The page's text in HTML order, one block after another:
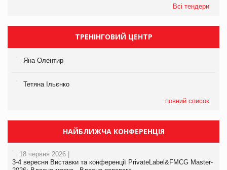
Всі тендери
ТРЕНІНГОВИЙ ЦЕНТР
Яна Олентир
Тетяна Ільєнко
повний список
НАЙБЛИЖЧА КОНФЕРЕНЦІЯ
18 червня 2026 |
3-4 вересня Виставки та конференції PrivateLabel&FMCG Master-